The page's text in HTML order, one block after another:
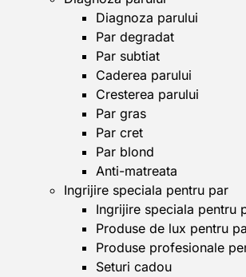
Diagnoza parului
Par degradat
Par subtiat
Caderea parului
Cresterea parului
Par gras
Par cret
Par blond
Anti-matreata
Ingrijire speciala pentru par
Ingrijire speciala pentru
Produse de lux pentru
Produse profesionale
Seturi cadou